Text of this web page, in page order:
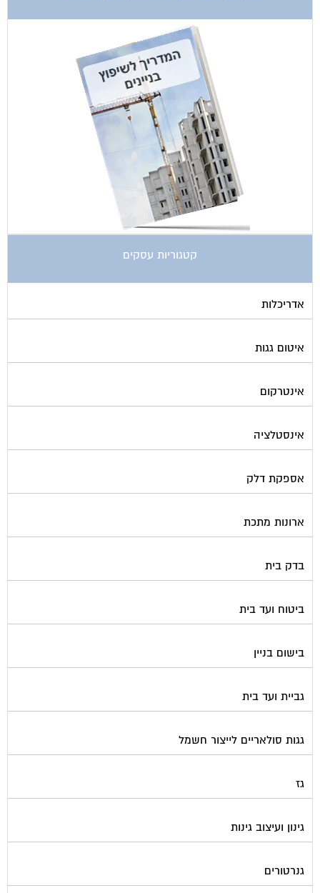
קטגוריות עסקים
אדריכלות
איטום גגות
אינטרקום
אינסטלציה
אספקת דלק
ארונות מתכת
בדק בית
ביטוח ועד בית
בישום בניין
גביית ועד בית
גגות סולאריים לייצור חשמל
גז
גינון ועיצוב גינות
גנרטורים